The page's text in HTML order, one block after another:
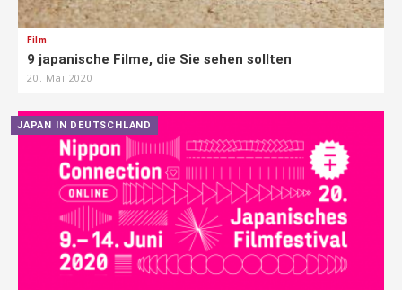
Film
9 japanische Filme, die Sie sehen sollten
20. Mai 2020
JAPAN IN DEUTSCHLAND